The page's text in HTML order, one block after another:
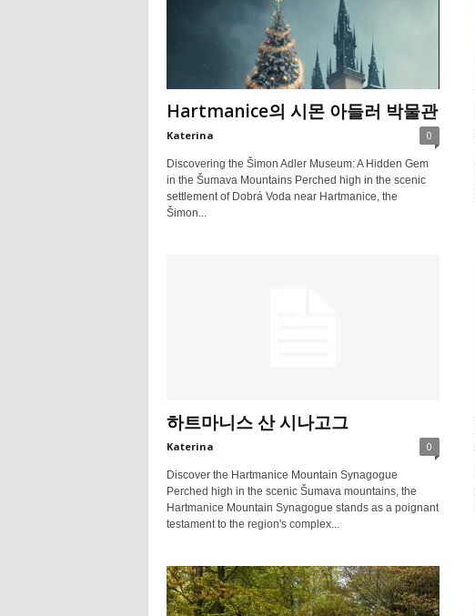
Hartmanice의 시몬 아들러 박물관
Katerina 0
Discovering the Šimon Adler Museum: A Hidden Gem
in the Šumava Mountains Perched high in the scenic
settlement of Dobrá Voda near Hartmanice, the
Šimon...
하트마니스 산 시나고그
Katerina 0
Discover the Hartmanice Mountain Synagogue
Perched high in the scenic Šumava mountains, the
Hartmanice Mountain Synagogue stands as a poignant
testament to the region's complex...